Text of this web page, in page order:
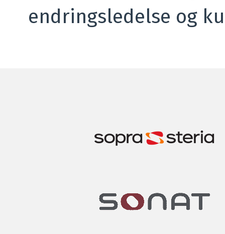
endringsledelse og